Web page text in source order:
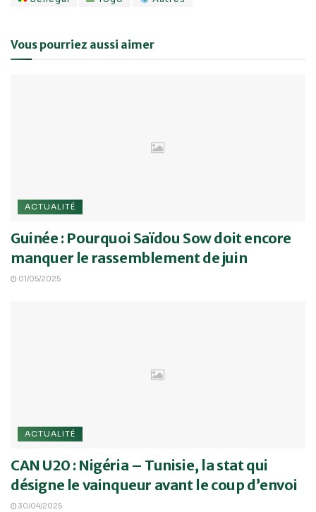
Vous pourriez aussi aimer
ACTUALITÉ
Guinée : Pourquoi Saïdou Sow doit encore
manquer le rassemblement de juin
01/05/2025
ACTUALITÉ
CAN U20 : Nigéria – Tunisie, la stat qui
désigne le vainqueur avant le coup d’envoi
30/04/2025